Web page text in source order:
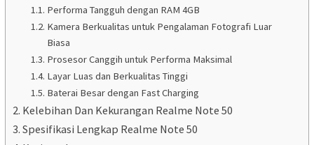
Performa Tangguh dengan RAM 4GB
Kamera Berkualitas untuk Pengalaman Fotografi Luar
Biasa
Prosesor Canggih untuk Performa Maksimal
Layar Luas dan Berkualitas Tinggi
Baterai Besar dengan Fast Charging
Kelebihan Dan Kekurangan Realme Note 50
Spesifikasi Lengkap Realme Note 50